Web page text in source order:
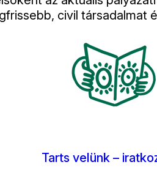
civil társadalmat
Tarts velünk –